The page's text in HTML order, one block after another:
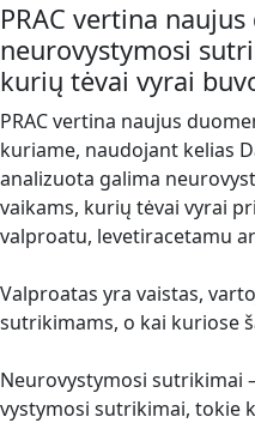
PRAC vertina
neurovystymosi
kurių tėvai vyrai
PRAC vertina naujus
kuriame, naudojant kelias
analizuota galima
vaikams, kurių tėvai vyrai
valproatu, levetiracetamu
Valproatas yra vaistas,
sutrikimams, o kai kuriose
Neurovystymosi sutrikimai
vystymosi sutrikimai, tokie